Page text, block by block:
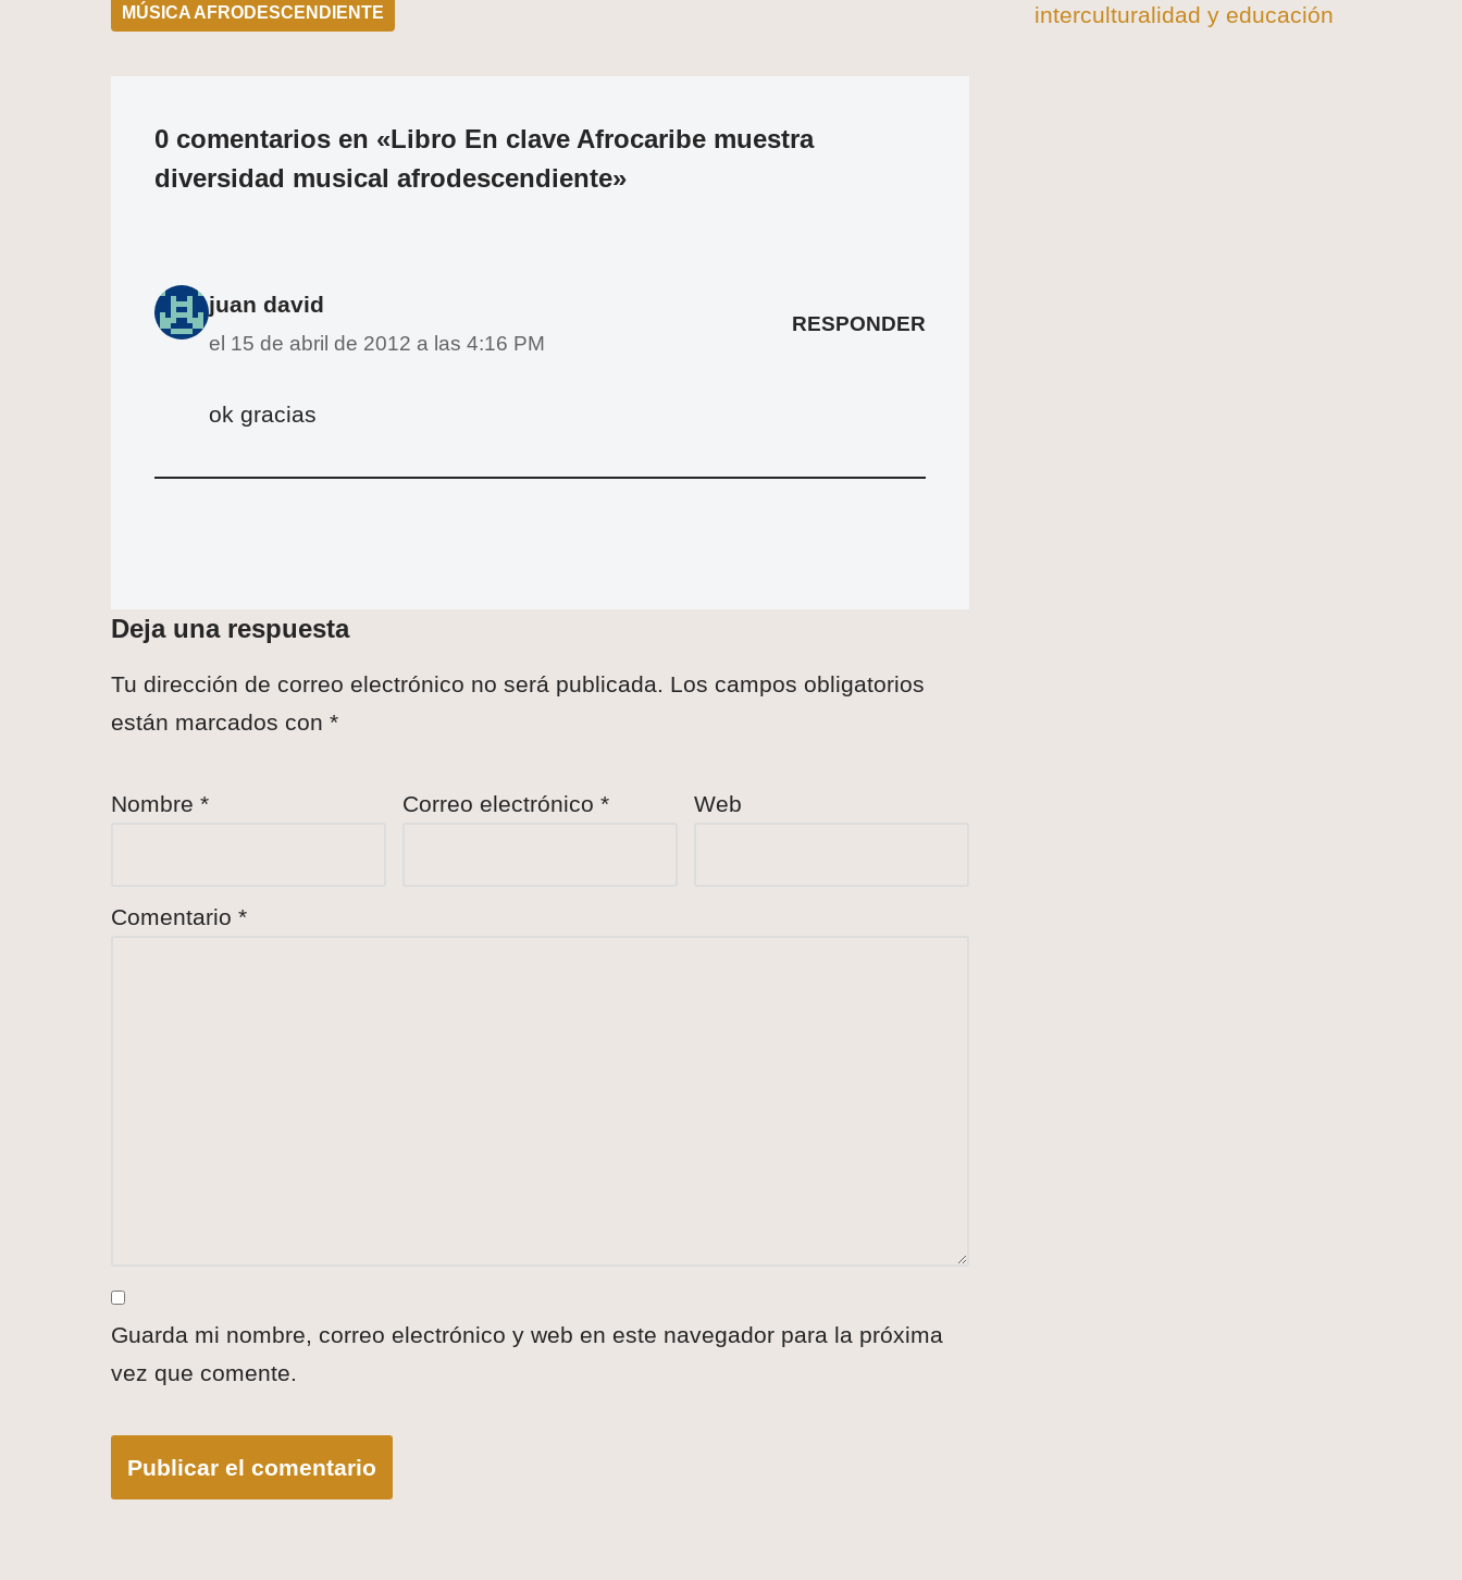
MÚSICA AFRODESCENDIENTE
0 comentarios en «Libro En clave Afrocaribe muestra
diversidad musical afrodescendiente»
juan david
el 15 de abril de 2012 a las 4:16 PM
RESPONDER
ok gracias
Deja una respuesta
Tu dirección de correo electrónico no será publicada. Los campos obligatorios
están marcados con *
Nombre * Correo electrónico * Web
Comentario *
Guarda mi nombre, correo electrónico y web en este navegador para la próxima
vez que comente.
interculturalidad y educación